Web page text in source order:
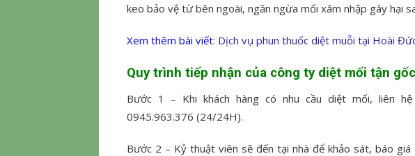
keo bảo vệ từ bên ngoài, ngăn ngừa mối xâm nhập gây hại
Xem thêm bài viết: Dịch vụ phun thuốc diệt muỗi tại Hoài
Quy trình tiếp nhận của công ty diệt mối tận
Bước 1 – Khi khách hàng có nhu cầu diệt mối, liên
0945.963.376 (24/24H).
Bước 2 – Kỷ thuật viên sẽ đến tại nhà để khảo sát, báo